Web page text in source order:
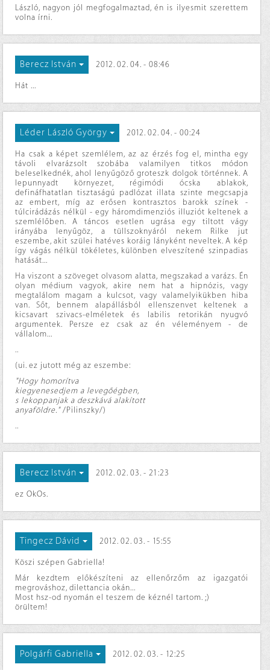
László, nagyon jól megfogalmaztad, én is ilyesmit szerettem
volna írni.
Berecz István 2012. 02. 04. - 08:46
Hát ...
Léder László György 2012. 02. 04. - 00:24
Ha csak a képet szemlélem, az az érzés fog el, mintha egy
távoli elvarázsolt szobába valamilyen titkos módon
beleselkednék, ahol lenyűgöző groteszk dolgok történnek. A
lepunnyadt környezet, régimódi ócska ablakok,
defináfhatatlan tisztaságú padlózat illata szinte megcsapja
az embert, míg az erősen kontrasztos barokk színek -
túlcirádázás nélkül - egy háromdimenziós illuziót keltenek a
szemlélőben. A táncos esetlen ugrása egy tiltott vágy
irányába lenyűgöz, a tüllszoknyáról nekem Rilke jut
eszembe, akit szülei hatéves koráig lányként neveltek. A kép
így vágás nélkül tökéletes, különben elveszítené szinpadias
hatását...
Ha viszont a szöveget olvasom alatta, megszakad a varázs. Én
olyan médium vagyok, akire nem hat a hipnózis, vagy
megtalálom magam a kulcsot, vagy valamelyikükben hiba
van. Sőt, bennem alapállásból ellenszenvet keltenek a
kicsavart szivacs-elméletek és labilis retorikán nyugvó
argumentek. Persze ez csak az én véleményem - de
vállalom...
..
(ui. ez jutott még az eszembe:
"Hogy homorítva
kiegyenesedjem a levegőégben,
s lekoppanjak a deszkává alakított
anyaföldre."/Pilinszky/)
..
Berecz István 2012. 02. 03. - 21:23
ez OkOs.
Tingecz Dávid 2012. 02. 03. - 15:55
Köszi szépen Gabriella!
Már kezdtem előkészíteni az ellenőrzőm az igazgatói
megrováshoz, dilettancia okán...
Most hsz-od nyomán el teszem de kéznél tartom. ;)
örültem!
Polgárfi Gabriella 2012. 02. 03. - 12:25